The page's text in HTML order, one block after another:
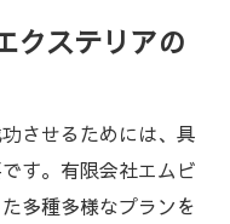
クステリアの
させるためには、具
す。有限会社エムビ
多種多様なプランを